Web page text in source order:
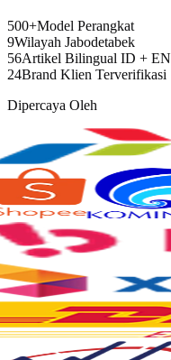
500+Model Perangkat
9Wilayah Jabodetabek
56Artikel Bilingual ID + EN
24Brand Klien Terverifikasi
Dipercaya Oleh